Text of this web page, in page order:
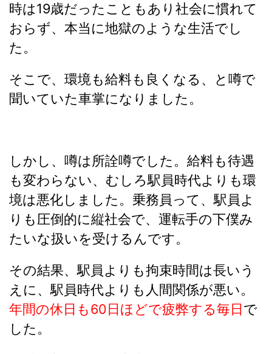
時は19歳だったこともあり社会に慣れて
おらず、本当に地獄のような生活でし
た。
そこで、環境も給料も良くなる、と噂で
聞いていた車掌になりました。
しかし、噂は所詮噂でした。給料も待遇
も変わらない、むしろ駅員時代よりも環
境は悪化しました。乗務員って、駅員よ
りも圧倒的に縦社会で、運転手の下僕み
たいな扱いを受けるんです。
その結果、駅員よりも拘束時間は長いう
えに、駅員時代よりも人間関係が悪い。
年間の休日も60日ほどで疲弊する毎日で
した。